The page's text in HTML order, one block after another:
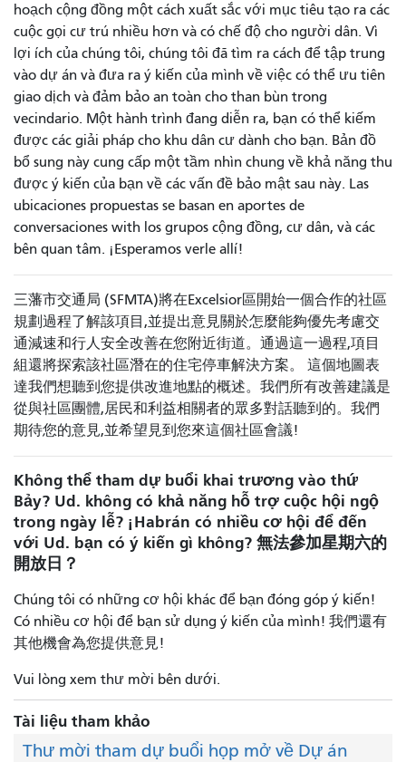
hoạch cộng đồng một cách xuất sắc với mục tiêu tạo ra các
cuộc gọi cư trú nhiều hơn và có chế độ cho người dân. Vì
lợi ích của chúng tôi, chúng tôi đã tìm ra cách để tập trung
vào dự án và đưa ra ý kiến ​​​​của mình về việc có thể ưu tiên
giao dịch và đảm bảo an toàn cho than bùn trong
vecindario. Một hành trình đang diễn ra, bạn có thể kiếm
được các giải pháp cho khu dân cư dành cho bạn. Bản đồ
bổ sung này cung cấp một tầm nhìn chung về khả năng thu
được ý kiến ​​​​của bạn về các vấn đề bảo mật sau này. Las
ubicaciones propuestas se basan en aportes de
conversaciones with los grupos cộng đồng, cư dân, và các
bên quan tâm. ¡Esperamos verle allí!
三藩市交通局 (SFMTA)將在Excelsior區開始一個合作的社區
規劃過程了解該項目,並提出意見關於怎麼能夠優先考慮交
通減速和行人安全改善在您附近街道。通過這一過程,項目
組還將探索該社區潛在的住宅停車解決方案。 這個地圖表
達我們想聽到您提供改進地點的概述。我們所有改善建議是
從與社區團體,居民和利益相關者的眾多對話聽到的。我們
期待您的意見,並希望見到您來這個社區會議!
Không thể tham dự buổi khai trương vào thứ
Bảy? Ud. không có khả năng hỗ trợ cuộc hội ngộ
trong ngày lễ? ¡Habrán có nhiều cơ hội để đến
với Ud. bạn có ý kiến ​​gì không? 無法參加星期六的
開放日？
Chúng tôi có những cơ hội khác để bạn đóng góp ý kiến!
Có nhiều cơ hội để bạn sử dụng ý kiến ​​của mình! 我們還有
其他機會為您提供意見!
Vui lòng xem thư mời bên dưới.
Tài liệu tham khảo
Thư mời tham dự buổi họp mở về Dự án